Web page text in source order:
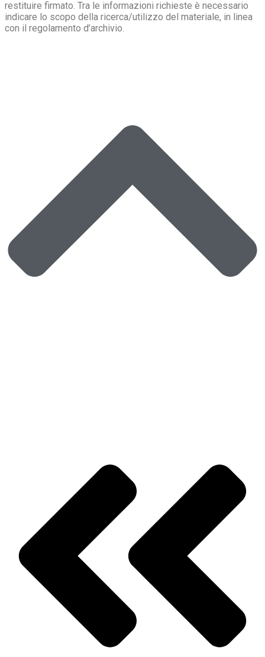
restituire firmato. Tra le informazioni richieste è necessario
indicare lo scopo della ricerca/utilizzo del materiale, in linea
con il regolamento d’archivio.